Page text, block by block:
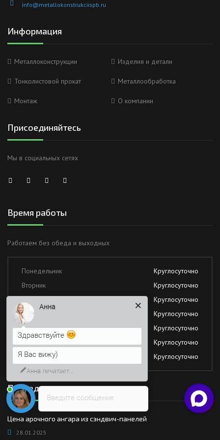
info@metallokonstrukciispb.ru
Информация
Металлоконструкции Изделия и детали
Тонколистовой прокат Металлообработка
Монтаж О компании
Присоединяйтесь
Мы в социальных сетях
Время работы
Работаем без обеда и выходных
Понедельник
Круглосуточно
Вторник
Круглосуточно
Круглосуточно
Четверг
Круглосуточно
Пятница
Круглосуточно
Суббота
Круглосуточно
Воскресение
Круглосуточно
Последние новости
Цена арочного ангара из сэндвич-панелей
28.01.2025
Введите сообщение
Анна
Здравствуйте
Я Вас вижу)
Анна печатает...